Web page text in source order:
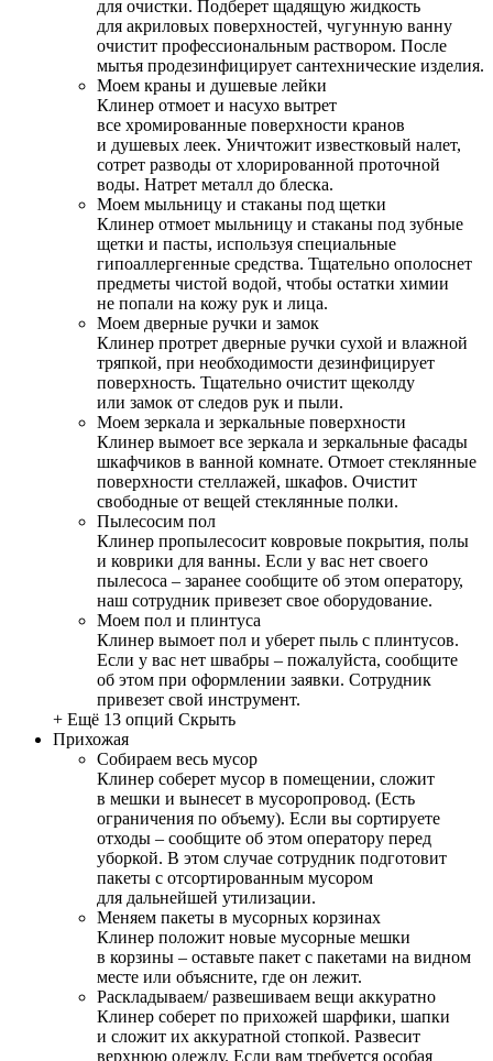
для очистки. Подберет щадящую жидкость
для акриловых поверхностей, чугунную ванну
очистит профессиональным раствором. После
мытья продезинфицирует сантехнические изделия.
Моем краны и душевые лейки
Клинер отмоет и насухо вытрет
все хромированные поверхности кранов
и душевых леек. Уничтожит известковый налет,
сотрет разводы от хлорированной проточной
воды. Натрет металл до блеска.
Моем мыльницу и стаканы под щетки
Клинер отмоет мыльницу и стаканы под зубные
щетки и пасты, используя специальные
гипоаллергенные средства. Тщательно ополоснет
предметы чистой водой, чтобы остатки химии
не попали на кожу рук и лица.
Моем дверные ручки и замок
Клинер протрет дверные ручки сухой и влажной
тряпкой, при необходимости дезинфицирует
поверхность. Тщательно очистит щеколду
или замок от следов рук и пыли.
Моем зеркала и зеркальные поверхности
Клинер вымоет все зеркала и зеркальные фасады
шкафчиков в ванной комнате. Отмоет стеклянные
поверхности стеллажей, шкафов. Очистит
свободные от вещей стеклянные полки.
Пылесосим пол
Клинер пропылесосит ковровые покрытия, полы
и коврики для ванны. Если у вас нет своего
пылесоса – заранее сообщите об этом оператору,
наш сотрудник привезет свое оборудование.
Моем пол и плинтуса
Клинер вымоет пол и уберет пыль с плинтусов.
Если у вас нет швабры – пожалуйста, сообщите
об этом при оформлении заявки. Сотрудник
привезет свой инструмент.
+ Ещё 13 опций Скрыть
Прихожая
Собираем весь мусор
Клинер соберет мусор в помещении, сложит
в мешки и вынесет в мусоропровод. (Есть
ограничения по объему). Если вы сортируете
отходы – сообщите об этом оператору перед
уборкой. В этом случае сотрудник подготовит
пакеты с отсортированным мусором
для дальнейшей утилизации.
Меняем пакеты в мусорных корзинах
Клинер положит новые мусорные мешки
в корзины – оставьте пакет с пакетами на видном
месте или объясните, где он лежит.
Раскладываем/ развешиваем вещи аккуратно
Клинер соберет по прихожей шарфики, шапки
и сложит их аккуратной стопкой. Развесит
верхнюю одежду. Если вам требуется особая